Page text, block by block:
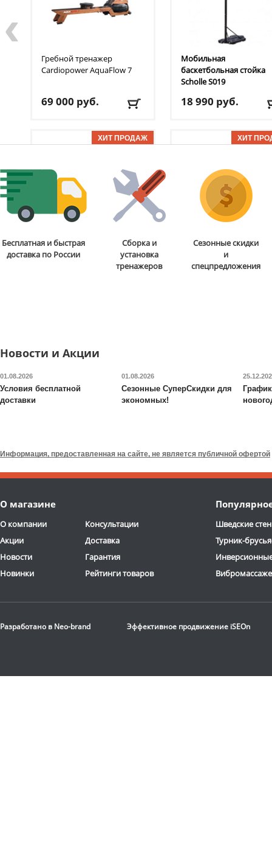
Гребной тренажер
CardiopowerAquaFlow 7
69 000 руб.
БЕСПЛАТНО,
2-3 дня
Мобильная
баскетбольная стойка
ScholleS019
18 990 руб.
2-3 дня
Инверсионный стол
Scholle12N
Штанга SMITHГриф для
"мертвой тяги" с
Smith HEXOB2
2-3 дня
Доставка:
‹
Бесплатная и быстрая
доставка по России
Сборка и
установка
тренажеров
Сезонные скидки
и
спецпредложения
Новости и Акции
01.08.2026
Условия бесплатной
доставки
01.08.2026
Сезонные СуперСкидки для
экономных!
Информация, предоставленная на сайте, не является публичной офертой
О магазине
О компании
Акции
Новости
Новинки
Консультации
Доставка
Гарантия
Рейтинги товаров
Шведские
Турник-
Разработано в Neo-brand Эффективное продвижение iSEOn